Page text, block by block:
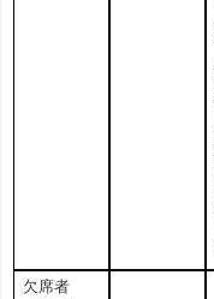
欠席者